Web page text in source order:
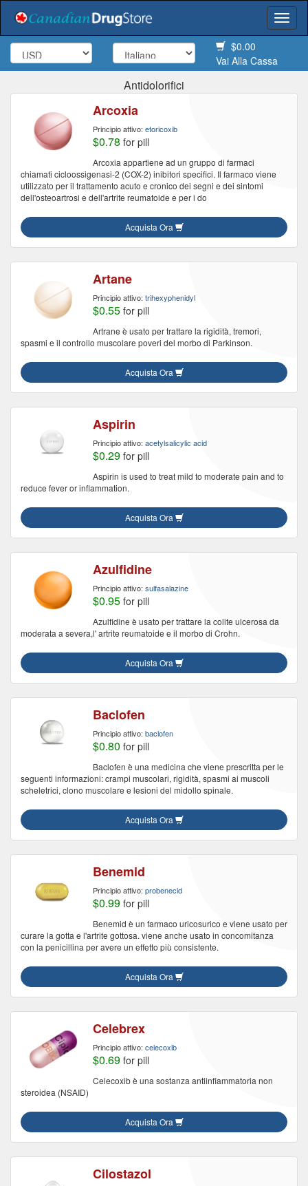
$0.00
Vai Alla Cassa
Antidolorifici
Arcoxia
Principio attivo: etoricoxib
$0.78 for pill
Arcoxia appartiene ad un gruppo di farmaci
chiamati cicloossigenasi-2 (COX-2) inibitori specifici. Il farmaco viene
utilizzato per il trattamento acuto e cronico dei segni e dei sintomi
dell'osteoartrosi e dell'artrite reumatoide e per i do
Acquista Ora
Artane
Principio attivo: trihexyphenidyl
$0.55 for pill
Artrane è usato per trattare la rigidità, tremori,
spasmi e il controllo muscolare poveri del morbo di Parkinson.
Acquista Ora
Aspirin
Principio attivo: acetylsalicylic acid
$0.29 for pill
Aspirin is used to treat mild to moderate pain and to
reduce fever or inflammation.
Acquista Ora
Azulfidine
Principio attivo: sulfasalazine
$0.95 for pill
Azulfidine è usato per trattare la colite ulcerosa da
moderata a severa,l' artrite reumatoide e il morbo di Crohn.
Acquista Ora
Baclofen
Principio attivo: baclofen
$0.80 for pill
Baclofen è una medicina che viene prescritta per le
seguenti informazioni: crampi muscolari, rigidità, spasmi ai muscoli
scheletrici, clono muscolare e lesioni del midollo spinale.
Acquista Ora
Benemid
Principio attivo: probenecid
$0.99 for pill
Benemid è un farmaco uricosurico e viene usato per
curare la gotta e l'artrite gottosa. viene anche usato in concomitanza
con la penicillina per avere un effetto più consistente.
Acquista Ora
Celebrex
Principio attivo: celecoxib
$0.69 for pill
Celecoxib è una sostanza antiinfiammatoria non
steroidea (NSAID)
Acquista Ora
Cilostazol